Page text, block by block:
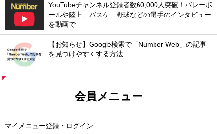
YouTubeチャンネル登録者数60,000人突破！バレーボ
ールや陸上、バスケ、野球などの選手のインタビュー
を動画で
【お知らせ】Google検索で「Number Web」の記事
を見つけやすくする方法
会員メニュー
マイメニュー登録・ログイン